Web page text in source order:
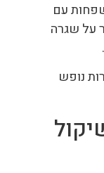
עם
על שגרה
נופש